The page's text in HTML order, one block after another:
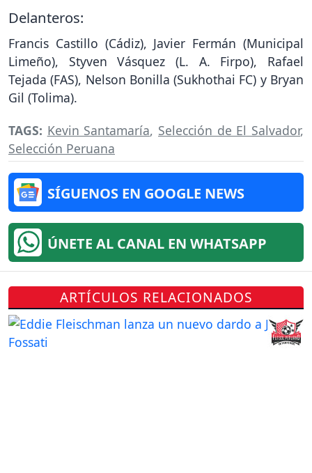
Delanteros:
Francis Castillo (Cádiz), Javier Fermán (Municipal
Limeño), Styven Vásquez (L. A. Firpo), Rafael
Tejada (FAS), Nelson Bonilla (Sukhothai FC) y Bryan
Gil (Tolima).
TAGS: Kevin Santamaría, Selección de El Salvador,
Selección Peruana
SÍGUENOS EN GOOGLE NEWS
ÚNETE AL CANAL EN WHATSAPP
ARTÍCULOS RELACIONADOS